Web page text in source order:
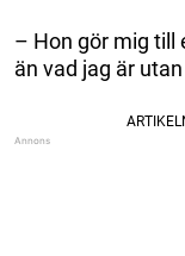
– Hon gör mig till
än vad jag är